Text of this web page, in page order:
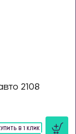
2108
В 1 КЛИК